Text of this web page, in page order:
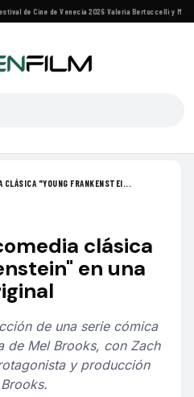
de Cine de Venecia 2026·Valeria Bertuccelli y Martín
CLÁSICA "YOUNG FRANKENSTEI...
clásica
en una
de una serie cómica
de Mel Brooks, con Zach
y producción